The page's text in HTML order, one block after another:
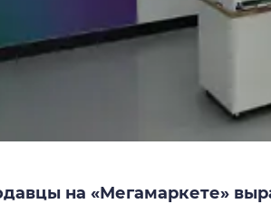
на «Мегамаркете»